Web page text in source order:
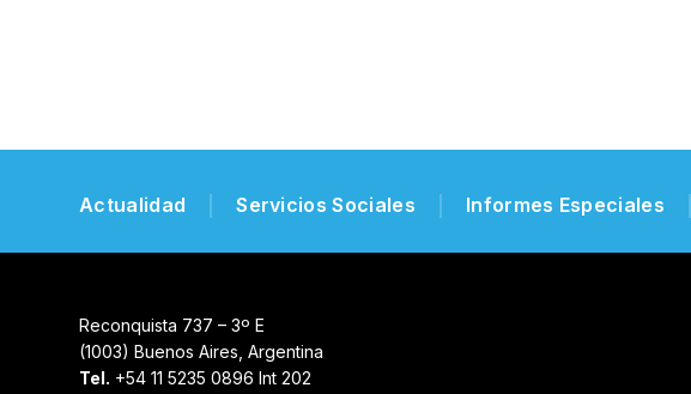
Actualidad Servicios Sociales Informes Especiales
Reconquista 737 – 3º E
(1003) Buenos Aires, Argentina
Tel. +54 11 5235 0896 Int 202